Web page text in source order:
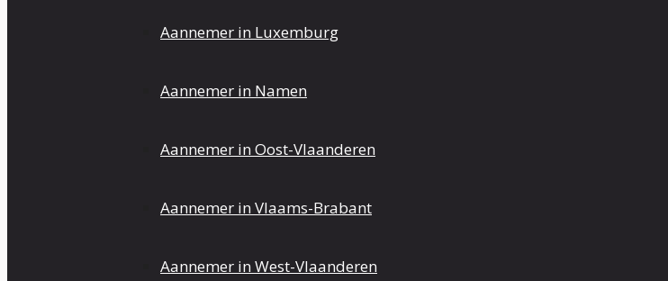
Aannemer in Luxemburg
Aannemer in Namen
Aannemer in Oost-Vlaanderen
Aannemer in Vlaams-Brabant
Aannemer in West-Vlaanderen